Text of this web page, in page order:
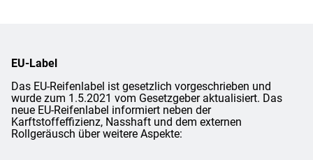
EU-Label
Das EU-Reifenlabel ist gesetzlich vorgeschrieben und
wurde zum 1.5.2021 vom Gesetzgeber aktualisiert. Das
neue EU-Reifenlabel informiert neben der
Karftstoffeffizienz, Nasshaft und dem externen
Rollgeräusch über weitere Aspekte: